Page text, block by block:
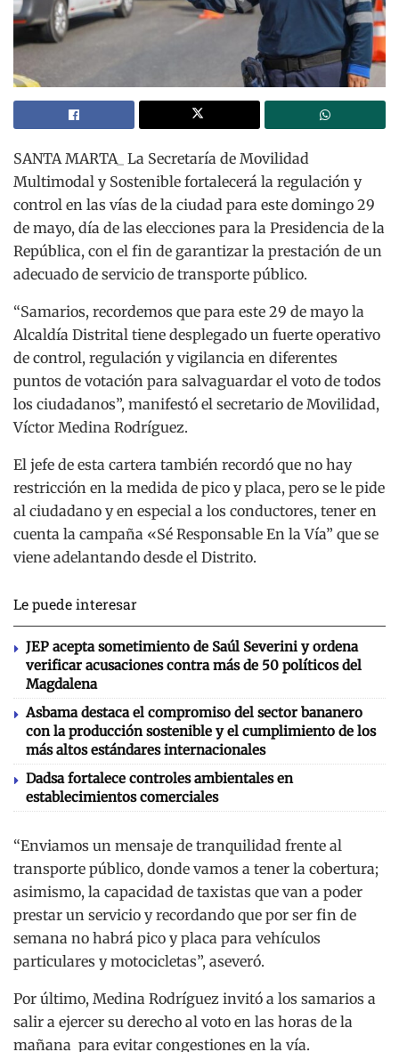
SANTA MARTA_ La Secretaría de Movilidad
Multimodal y Sostenible fortalecerá la regulación y
control en las vías de la ciudad para este domingo 29
de mayo, día de las elecciones para la Presidencia de la
República, con el fin de garantizar la prestación de un
adecuado de servicio de transporte público.
“Samarios, recordemos que para este 29 de mayo la
Alcaldía Distrital tiene desplegado un fuerte operativo
de control, regulación y vigilancia en diferentes
puntos de votación para salvaguardar el voto de todos
los ciudadanos”, manifestó el secretario de Movilidad,
Víctor Medina Rodríguez.
El jefe de esta cartera también recordó que no hay
restricción en la medida de pico y placa, pero se le pide
al ciudadano y en especial a los conductores, tener en
cuenta la campaña «Sé Responsable En la Vía” que se
viene adelantando desde el Distrito.
Le puede interesar
JEP acepta sometimiento de Saúl Severini y ordena
verificar acusaciones contra más de 50 políticos del
Magdalena
Asbama destaca el compromiso del sector bananero
con la producción sostenible y el cumplimiento de los
más altos estándares internacionales
Dadsa fortalece controles ambientales en
establecimientos comerciales
“Enviamos un mensaje de tranquilidad frente al
transporte público, donde vamos a tener la cobertura;
asimismo, la capacidad de taxistas que van a poder
prestar un servicio y recordando que por ser fin de
semana no habrá pico y placa para vehículos
particulares y motocicletas”, aseveró.
Por último, Medina Rodríguez invitó a los samarios a
salir a ejercer su derecho al voto en las horas de la
mañana para evitar congestiones en la vía.